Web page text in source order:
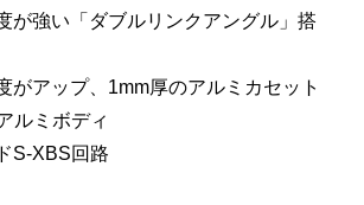
が強い「ダブルリンクアングル」搭
がアップ、1mm厚のアルミカセット
ルミボディ
S-XBS回路